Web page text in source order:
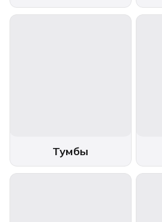
Тумбы